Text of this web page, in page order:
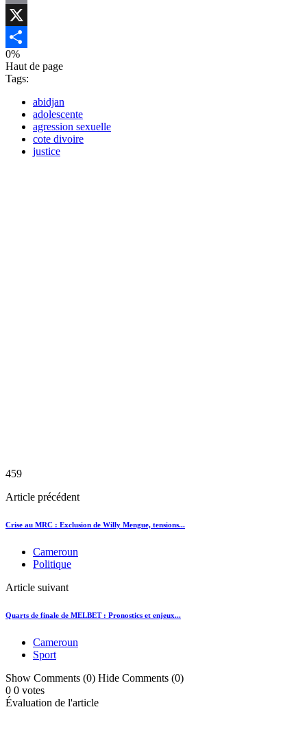
Email
X
Partager
0%
Haut de page
Tags:
abidjan
adolescente
agression sexuelle
cote divoire
justice
459
Article précédent
Crise au MRC : Exclusion de Willy Mengue, tensions...
Cameroun
Politique
Article suivant
Quarts de finale de MELBET : Pronostics et enjeux...
Cameroun
Sport
Show Comments (0) Hide Comments (0)
0 0 votes
Évaluation de l'article